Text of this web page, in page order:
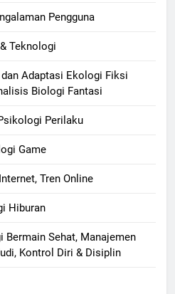
Pengguna
Teknologi
Adaptasi Ekologi Fiksi
Biologi Fantasi
Perilaku
Game
Tren Online
Hiburan
Bermain Sehat, Manajemen
Kontrol Diri & Disiplin